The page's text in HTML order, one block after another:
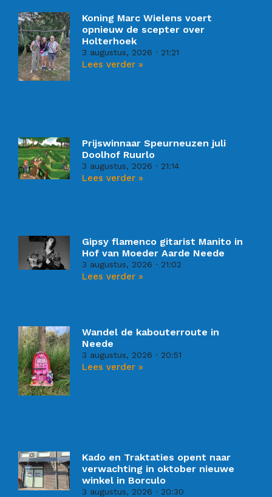
Koning Marc Wielens voert
opnieuw de scepter over
Holterhoek
3 augustus, 2026 21:21
Lees verder »
Prijswinnaar Speurneuzen juli
Doolhof Ruurlo
3 augustus, 2026 21:14
Lees verder »
Gipsy flamenco gitarist Manito in
Hof van Moeder Aarde Neede
3 augustus, 2026 21:02
Lees verder »
Wandel de kabouterroute in
Neede
3 augustus, 2026 20:51
Lees verder »
Kado en Traktaties opent naar
verwachting in oktober nieuwe
winkel in Borculo
3 augustus, 2026 20:30